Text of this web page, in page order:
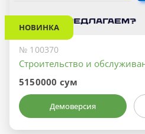
НОВИНКА
№ 100370
Строительство и
5150000 сум
Демоверсия